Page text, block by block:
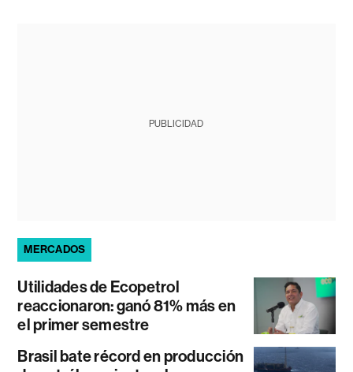
PUBLICIDAD
MERCADOS
Utilidades de Ecopetrol
reaccionaron: ganó 81% más en
el primer semestre
Brasil bate récord en producción